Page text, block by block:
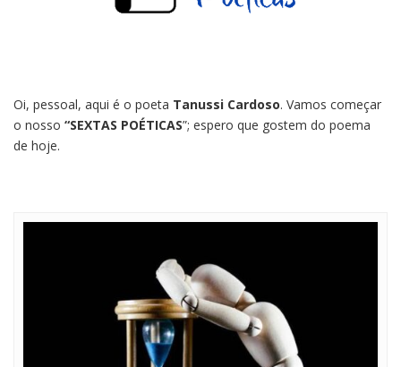
Oi, pessoal, aqui é o poeta Tanussi Cardoso. Vamos começar
o nosso “SEXTAS POÉTICAS”; espero que gostem do poema
de hoje.